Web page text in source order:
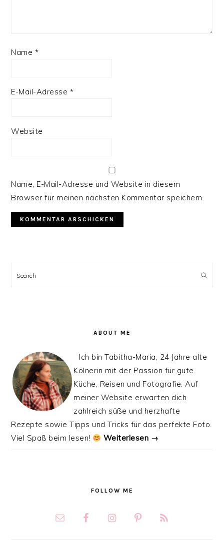
Name *
E-Mail-Adresse *
Website
Name, E-Mail-Adresse und Website in diesem
Browser für meinen nächsten Kommentar speichern.
SIDEBAR
Search
ABOUT ME
Ich bin Tabitha-Maria, 24 Jahre alte
Kölnerin mit der Passion für gute
Küche, Reisen und Fotografie. Auf
meiner Website erwarten dich
zahlreich süße und herzhafte
Rezepte sowie Tipps und Tricks für das perfekte Foto.
Viel Spaß beim lesen!
Weiterlesen →
FOLLOW ME